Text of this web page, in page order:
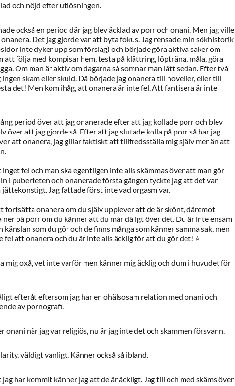
och nöjd efter utlösningen.
också en period där jag blev äcklad av porr och onani. Men jag ville
Det jag gjorde var att byta fokus. Jag rensade min sökhistorik
inte dyker upp som förslag) och började göra aktiva saker om
att följa med kompisar hem, testa på klättring, löpträna, måla, göra
Om man är aktiv om dagarna så somnar man lätt sedan. Efter två
ingen skam eller skuld. Då började jag onanera till noveller, eller till
det! Men kom ihåg, att onanera är inte fel. Att fantisera är inte
period över att jag onanerade efter att jag kollade porr och blev
över att jag gjorde så. Efter att jag slutade kolla på porr så har jag
att onanera, jag gillar faktiskt att tillfredsställa mig själv mer än att
fel och man ska egentligen inte alls skämmas över att man gör
i puberteten och onanerade första gången tyckte jag att det var
jättekonstigt. Jag fattade först inte vad orgasm var.
fortsätta onanera om du själv upplever att de är skönt, däremot
på porr om du känner att du mår dåligt över det. Du är inte ensam
känslan som du gör och de finns många som känner samma sak, men
fel att onanera och du är inte alls äcklig för att du gör det! ⭐
mig oxå, vet inte varför men känner mig äcklig och dum i huvudet för
efteråt eftersom jag har en ohälsosam relation med onani och
av pornografi.
onani när jag var religiös, nu är jag inte det och skammen försvann.
väldigt vanligt. Känner också så ibland.
jag har kommit känner jag att de är äckligt. Jag till och med skäms över